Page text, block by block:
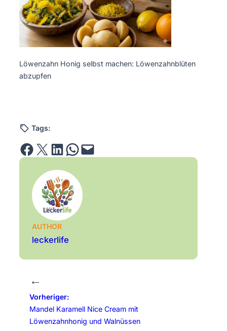
Löwenzahn Honig selbst machen: Löwenzahnblüten
abzupfen
Tags:
Share on Facebook Email this Page Share on LinkedIn Share on WhatsApp Email this Page
AUTHOR
leckerlife
←
Vorheriger:
Mandel Karamell Nice Cream mit
Löwenzahnhonig und Walnüssen